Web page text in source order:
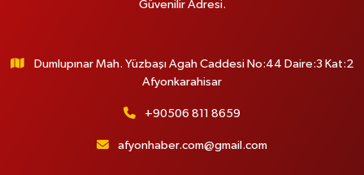
Güvenilir Adresi.
Dumlupınar Mah. Yüzbaşı Agah Caddesi No:44 Daire:3 Kat:2
Afyonkarahisar
+90506 811 8659
afyonhaber.com@gmail.com